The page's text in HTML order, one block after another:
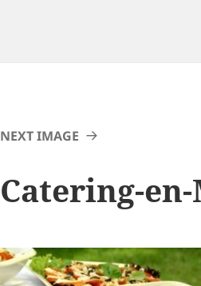
NEXT IMAGE
Catering-